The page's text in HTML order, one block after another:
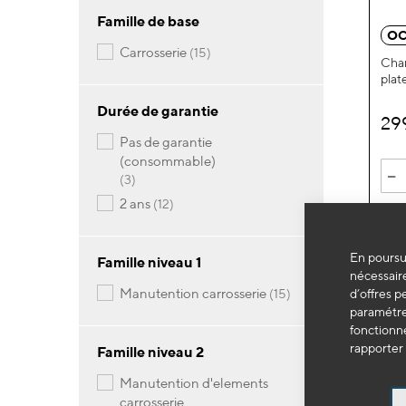
En
d’offres
rapporter
-
Famille de base
carrosserie 15articles
Durée de garantie
pas de garantie
(consommable)
3articles
2 ans 12articles
Famille niveau 1
manutention carrosserie 15articles
Famille niveau 2
manutention d'elements
carrosserie